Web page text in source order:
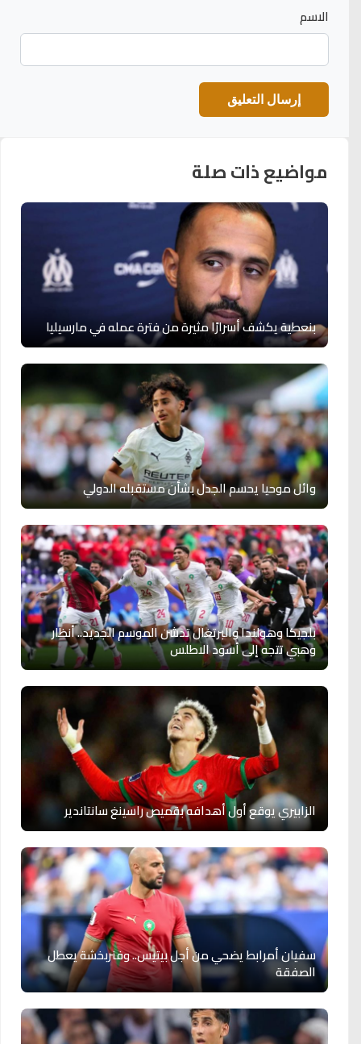
الاسم
مواضيع ذات صلة
بنعطية يكشف أسرارًا مثيرة من فترة عمله في مارسيليا
وائل موحيا يحسم الجدل بشأن مستقبله الدولي
بلجيكا وهولندا والبرتغال تدشن الموسم الجديد.. أنظار
وهبي تتجه إلى أسود الاطلس
الزابيري يوقع أول أهدافه بقميص راسينغ سانتاندير
سفيان أمرابط يضحي من أجل بيتيس.. وفنربخشة يعطل
الصفقة